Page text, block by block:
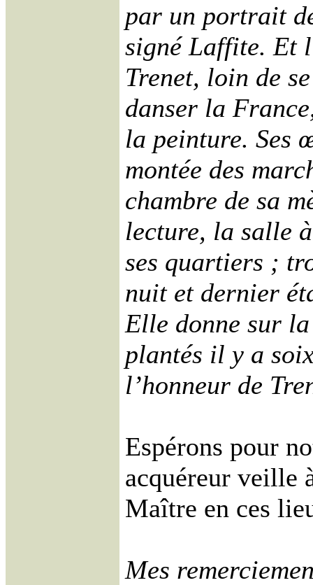
par un portrait
signé Laffite. Et
Trenet, loin de
danser la
la peinture. Ses
montée des
chambre de sa
lecture, la salle
ses quartiers ;
nuit et dernier
Elle donne sur
plantés il y a
l’honneur de
Espérons pour
acquéreur veille
Maître en ces
Mes